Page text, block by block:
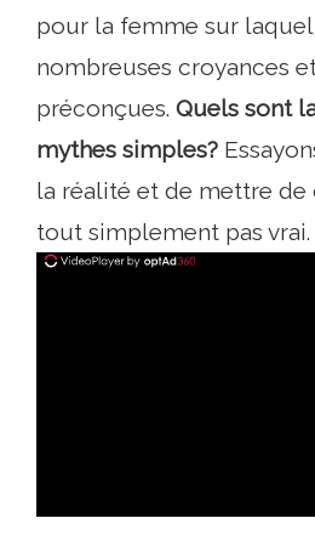
pour la femme sur
nombreuses croyances
préconçues. Quels sont
mythes simples?
la réalité et de mettre de
tout simplement pas vrai.